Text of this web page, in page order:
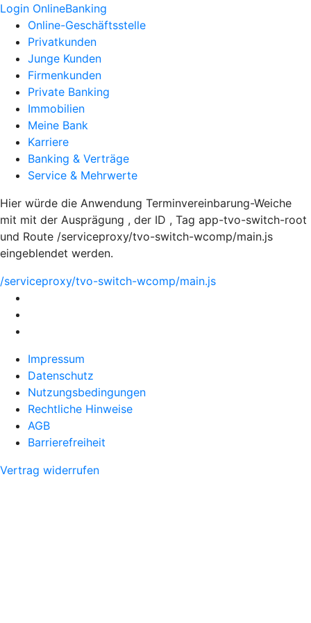
Login OnlineBanking
Online-Geschäftsstelle
Privatkunden
Junge Kunden
Firmenkunden
Private Banking
Immobilien
Meine Bank
Karriere
Banking & Verträge
Service & Mehrwerte
Hier würde die Anwendung Terminvereinbarung-Weiche
mit mit der Ausprägung , der ID , Tag app-tvo-switch-root
und Route /serviceproxy/tvo-switch-wcomp/main.js
eingeblendet werden.
/serviceproxy/tvo-switch-wcomp/main.js
Impressum
Datenschutz
Nutzungsbedingungen
Rechtliche Hinweise
AGB
Barrierefreiheit
Vertrag widerrufen